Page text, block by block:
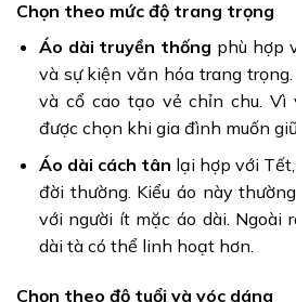
Chọn theo mức độ trang trọng
Áo dài truyền thống phù hợp
và sự kiện văn hóa trang
và cổ cao tạo vẻ chỉn chu. Vì
được chọn khi gia đình muốn
Áo dài cách tân lại hợp với
đời thường. Kiểu áo này
với người ít mặc áo dài. Ngoài
dài tà có thể linh hoạt hơn.
Chọn theo độ tuổi và vóc dáng